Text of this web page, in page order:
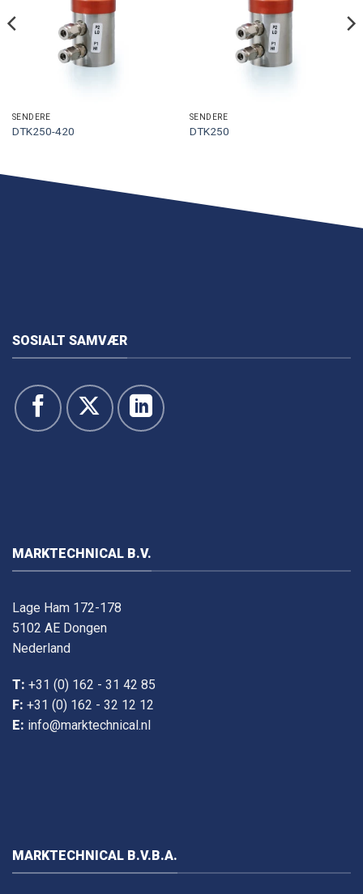
SENDERE
DTK250-420
SENDERE
DTK250
SOSIALT SAMVÆR
MARKTECHNICAL B.V.
Lage Ham 172-178
5102 AE Dongen
Nederland
T: +31 (0) 162 - 31 42 85
F: +31 (0) 162 - 32 12 12
E: info@marktechnical.nl
MARKTECHNICAL B.V.B.A.